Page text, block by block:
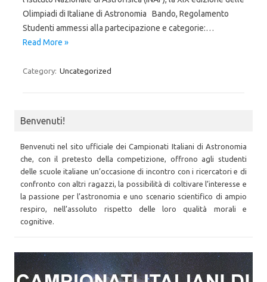
Olimpiadi di Italiane di Astronomia Bando, Regolamento
Studenti ammessi alla partecipazione e categorie:…
Read More »
Category: Uncategorized
Benvenuti!
Benvenuti nel sito ufficiale dei Campionati Italiani di Astronomia
che, con il pretesto della competizione, offrono agli studenti
delle scuole italiane un’occasione di incontro con i ricercatori e di
confronto con altri ragazzi, la possibilità di coltivare l’interesse e
la passione per l’astronomia e uno scenario scientifico di ampio
respiro, nell’assoluto rispetto delle loro qualità morali e
cognitive.